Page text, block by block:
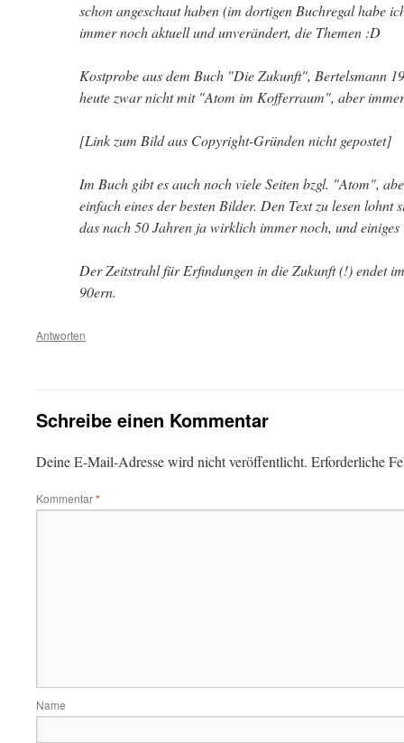
schon angeschaut haben (im dortigen Buchregal habe
immer noch aktuell und unverändert, die Themen :D
Kostprobe aus dem Buch "Die Zukunft", Bertelsmann
heute zwar nicht mit "Atom im Kofferraum", aber
[Link zum Bild aus Copyright-Gründen nicht gepostet]
Im Buch gibt es auch noch viele Seiten bzgl. "Atom",
einfach eines der besten Bilder. Den Text zu lesen lohnt
das nach 50 Jahren ja wirklich immer noch, und
Der Zeitstrahl für Erfindungen in die Zukunft (!) endet
90ern.
Antworten
Schreibe einen Kommentar
Deine E-Mail-Adresse wird nicht veröffentlicht. Erforderliche
Kommentar*
Name